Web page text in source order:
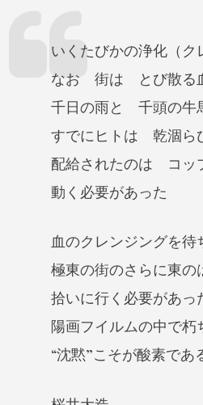
いくたびかの浄化（ク
なお 街は とび散る
千日の雨と 千頭の牛
すでにヒトは 乾涸ら
配給されたのは コッ
動く必要があった
血のクレンジングを
極東の街のさらに東の
拾いに行く必要があ
陽画フイルムの中で
“沈黙”こそが酸素で